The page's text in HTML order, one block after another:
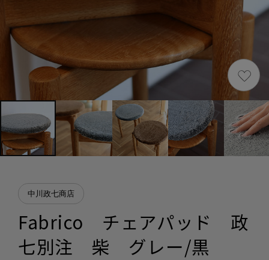
中川政七商店
Fabrico チェアパッド 政
七別注 柴 グレー/黒